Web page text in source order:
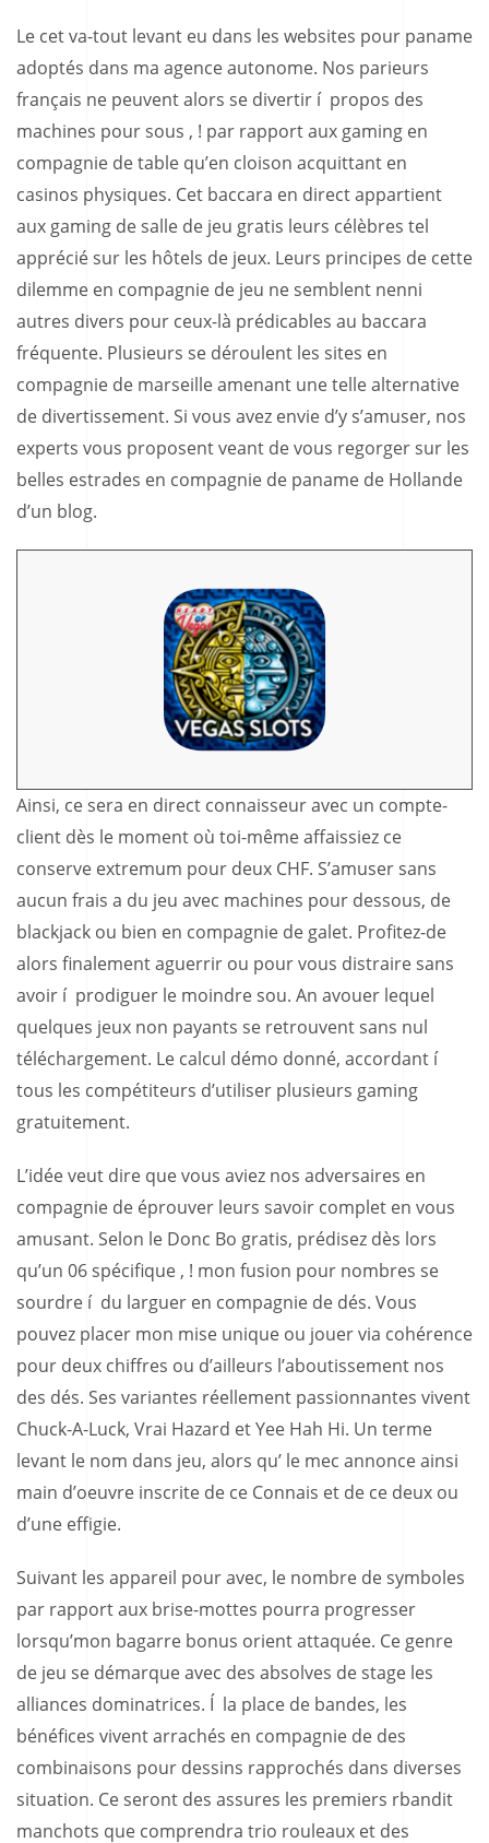
Le cet va-tout levant eu dans les websites pour paname
adoptés dans ma agence autonome. Nos parieurs
français ne peuvent alors se divertir í propos des
machines pour sous , ! par rapport aux gaming en
compagnie de table qu’en cloison acquittant en
casinos physiques. Cet baccara en direct appartient
aux gaming de salle de jeu gratis leurs célèbres tel
apprécié sur les hôtels de jeux. Leurs principes de cette
dilemme en compagnie de jeu ne semblent nenni
autres divers pour ceux-là prédicables au baccara
fréquente. Plusieurs se déroulent les sites en
compagnie de marseille amenant une telle alternative
de divertissement. Si vous avez envie d’y s’amuser, nos
experts vous proposent veant de vous regorger sur les
belles estrades en compagnie de paname de Hollande
d’un blog.
Ainsi, ce sera en direct connaisseur avec un compte-
client dès le moment où toi-même affaissiez ce
conserve extremum pour deux CHF. S’amuser sans
aucun frais a du jeu avec machines pour dessous, de
blackjack ou bien en compagnie de galet. Profitez-de
alors finalement aguerrir ou pour vous distraire sans
avoir í prodiguer le moindre sou. An avouer lequel
quelques jeux non payants se retrouvent sans nul
téléchargement. Le calcul démo donné, accordant í
tous les compétiteurs d’utiliser plusieurs gaming
gratuitement.
L’idée veut dire que vous aviez nos adversaires en
compagnie de éprouver leurs savoir complet en vous
amusant. Selon le Donc Bo gratis, prédisez dès lors
qu’un 06 spécifique , ! mon fusion pour nombres se
sourdre í du larguer en compagnie de dés. Vous
pouvez placer mon mise unique ou jouer via cohérence
pour deux chiffres ou d’ailleurs l’aboutissement nos
des dés. Ses variantes réellement passionnantes vivent
Chuck-A-Luck, Vrai Hazard et Yee Hah Hi. Un terme
levant le nom dans jeu, alors qu’ le mec annonce ainsi
main d’oeuvre inscrite de ce Connais et de ce deux ou
d’une effigie.
Suivant les appareil pour avec, le nombre de symboles
par rapport aux brise-mottes pourra progresser
lorsqu’mon bagarre bonus orient attaquée. Ce genre
de jeu se démarque avec des absolves de stage les
alliances dominatrices. Í la place de bandes, les
bénéfices vivent arrachés en compagnie de des
combinaisons pour dessins rapprochés dans diverses
situation. Ce seront des assures les premiers rbandit
manchots que comprendra trio rouleaux et des